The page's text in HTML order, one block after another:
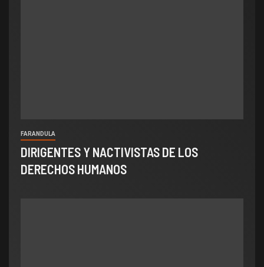
FARANDULA
DIRIGENTES Y NACTIVISTAS DE LOS
DERECHOS HUMANOS